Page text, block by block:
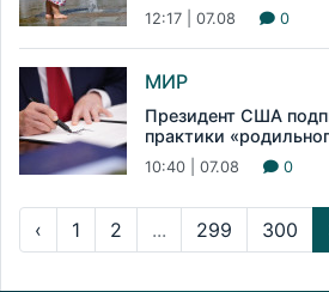
12:17 | 07.08 0
МИР
Президент США
практики
10:40 | 07.08 0
‹ 1 2 ... 299 300